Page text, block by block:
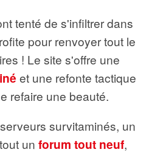
tenté de s'infiltrer dans
pour renvoyer tout le
! Le site s'offre une
et une refonte tactique
refaire une beauté.
survitaminés, un
un forum tout neuf,